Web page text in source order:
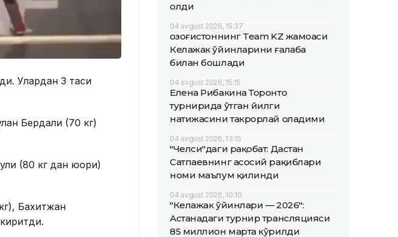
Улардан 3 таси
Бердали (70 кг)
(80 кг дан юқори)
Бахитжан
олди
04 avgust 2026, 15:37
Қозоғистоннинг Team KZ жамоаси
Келажак ўйинларини ғалаба
билан бошлади
04 avgust 2026, 15:15
Елена Рибакина Торонто
турнирида ўтган йилги
натижасини такрорлай оладими
04 avgust 2026, 13:15
"Челси"даги рақобат: Дастан
Сатпаевнинг асосий рақиблари
номи маълум қилинди
04 avgust 2026, 10:10
"Келажак ўйинлари — 2026":
Астанадаги турнир трансляцияси
85 миллион марта кўрилди